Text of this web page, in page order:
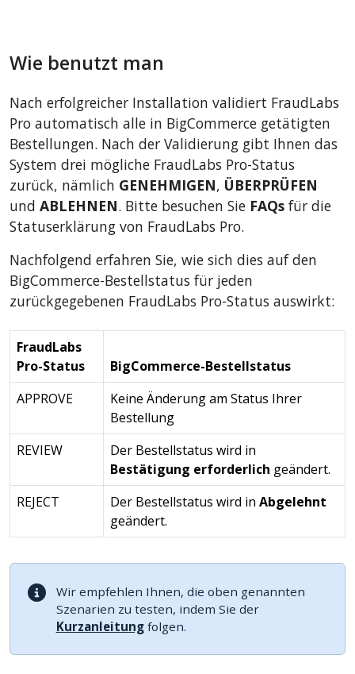
Wie benutzt man
Nach erfolgreicher Installation validiert FraudLabs
Pro automatisch alle in BigCommerce getätigten
Bestellungen. Nach der Validierung gibt Ihnen das
System drei mögliche FraudLabs Pro-Status
zurück, nämlich GENEHMIGEN, ÜBERPRÜFEN
und ABLEHNEN. Bitte besuchen Sie FAQs für die
Statuserklärung von FraudLabs Pro.
Nachfolgend erfahren Sie, wie sich dies auf den
BigCommerce-Bestellstatus für jeden
zurückgegebenen FraudLabs Pro-Status auswirkt:
FraudLabs
Pro-Status
BigCommerce-Bestellstatus
APPROVE
Keine Änderung am Status Ihrer
Bestellung
REVIEW
Der Bestellstatus wird in
Bestätigung erforderlich geändert.
REJECT
Der Bestellstatus wird in Abgelehnt
geändert.
Wir empfehlen Ihnen, die oben genannten
Szenarien zu testen, indem Sie der
Kurzanleitungfolgen.